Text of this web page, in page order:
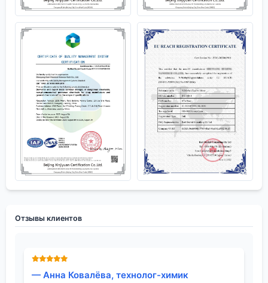
Отзывы клиентов
— Анна Ковалёва, технолог-химик